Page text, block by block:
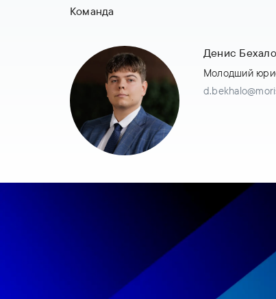
Команда
Денис Бехало
Молодший